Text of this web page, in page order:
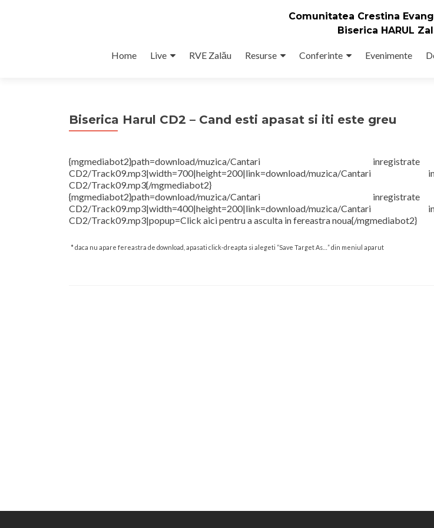
Comunitatea Crestina
Biserica HARUL
Home Live RVE Zalău Resurse Conferinte Evenimente
Biserica Harul CD2 – Cand esti apasat si iti este greu
{mgmediabot2}path=download/muzica/Cantari
CD2/Track09.mp3|width=700|height=200|link=download/muzica/
CD2/Track09.mp3{/mgmediabot2}
{mgmediabot2}path=download/muzica/Cantari
CD2/Track09.mp3|width=400|height=200|link=download/muzica/
CD2/Track09.mp3|popup=Click aici pentru a asculta in fereastra noua{/mgmediabot2}
* daca nu apare fereastra de download, apasati click-dreapta si alegeti “Save Target As…” din meniul aparut